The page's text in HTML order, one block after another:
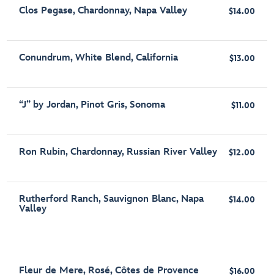
Clos Pegase, Chardonnay, Napa Valley $14.00
Conundrum, White Blend, California $13.00
“J” by Jordan, Pinot Gris, Sonoma $11.00
Ron Rubin, Chardonnay, Russian River Valley $12.00
Rutherford Ranch, Sauvignon Blanc, Napa
Valley
$14.00
Fleur de Mere, Rosé, Côtes de Provence $16.00